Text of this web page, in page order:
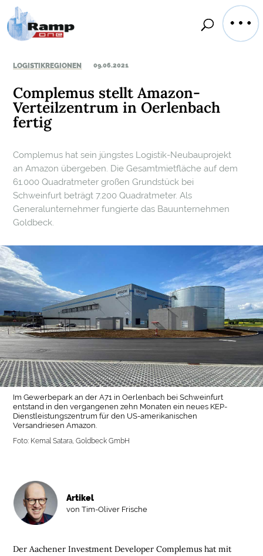
LOGISTIKREGIONEN 09.06.2021
Complemus stellt Amazon-
Verteilzentrum in Oerlenbach
fertig
Complemus hat sein jüngstes Logistik-Neubauprojekt
an Amazon übergeben. Die Gesamtmietfläche auf dem
61.000 Quadratmeter großen Grundstück bei
Schweinfurt beträgt 7.200 Quadratmeter. Als
Generalunternehmer fungierte das Bauunternehmen
Goldbeck.
Im Gewerbepark an der A71 in Oerlenbach bei Schweinfurt
entstand in den vergangenen zehn Monaten ein neues KEP-
Dienstleistungszentrum für den US-amerikanischen
Versandriesen Amazon.
Foto: Kemal Satara, Goldbeck GmbH
Der Aachener Investment Developer Complemus hat mit
Artikel
von Tim-Oliver Frische